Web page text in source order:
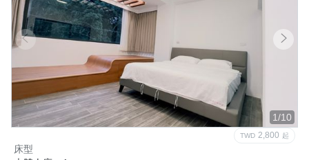
1/10
TWD 2,800 起
床型